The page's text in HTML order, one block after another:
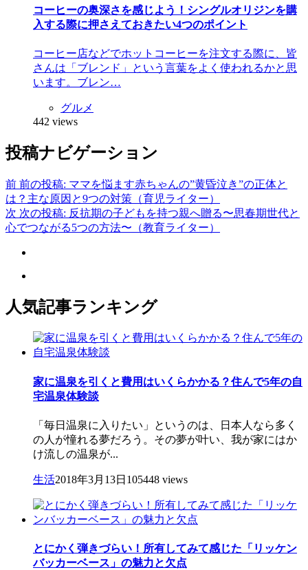
コーヒーの奥深さを感じよう！シングルオリジンを購
入する際に押さえておきたい4つのポイント
コーヒー店などでホットコーヒーを注文する際に、皆
さんは「ブレンド」という言葉をよく使われるかと思
います。ブレン…
グルメ
442 views
投稿ナビゲーション
前 前の投稿: ママを悩ます赤ちゃんの”黄昏泣き”の正体と
は？主な原因と9つの対策（育児ライター）
次 次の投稿: 反抗期の子どもを持つ親へ贈る〜思春期世代と
心でつながる5つの方法〜（教育ライター）
人気記事ランキング
家に温泉を引くと費用はいくらかかる？住んで5年の自
宅温泉体験談
「毎日温泉に入りたい」というのは、日本人なら多く
の人が憧れる夢だろう。その夢が叶い、我が家にはか
け流しの温泉が...
生活2018年3月13日 105448 views
とにかく弾きづらい！所有してみて感じた「リッケン
バッカーベース」の魅力と欠点